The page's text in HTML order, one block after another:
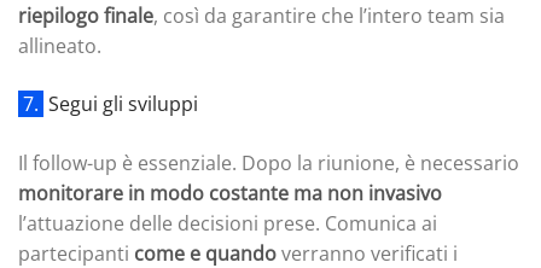
riepilogo finale, così da garantire che l’intero team sia
allineato.
7. Segui gli sviluppi
Il follow-up è essenziale. Dopo la riunione, è necessario
monitorare in modo costante ma non invasivo
l’attuazione delle decisioni prese. Comunica ai
partecipanti come e quandoverranno verificati i